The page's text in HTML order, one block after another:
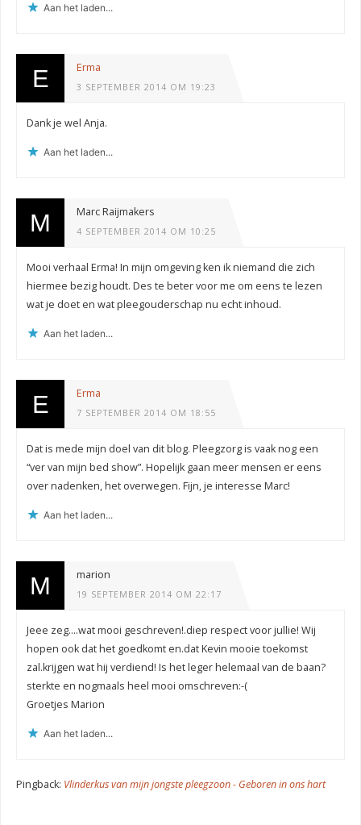
Aan het laden...
Erma
3 SEPTEMBER 2014 OM 19:23
Dank je wel Anja.
Aan het laden...
Marc Raijmakers
4 SEPTEMBER 2014 OM 10:25
Mooi verhaal Erma! In mijn omgeving ken ik niemand die zich
hiermee bezig houdt. Des te beter voor me om eens te lezen
wat je doet en wat pleegouderschap nu echt inhoud.
Aan het laden...
Erma
7 SEPTEMBER 2014 OM 18:55
Dat is mede mijn doel van dit blog. Pleegzorg is vaak nog een
“ver van mijn bed show”. Hopelijk gaan meer mensen er eens
over nadenken, het overwegen. Fijn, je interesse Marc!
Aan het laden...
marion
19 SEPTEMBER 2014 OM 22:17
Jeee zeg….wat mooi geschreven!.diep respect voor jullie! Wij
hopen ook dat het goedkomt en.dat Kevin mooie toekomst
zal.krijgen wat hij verdiend! Is het leger helemaal van de baan?
sterkte en nogmaals heel mooi omschreven:-(
Groetjes Marion
Aan het laden...
Pingback: Vlinderkus van mijn jongste pleegzoon - Geboren in ons hart